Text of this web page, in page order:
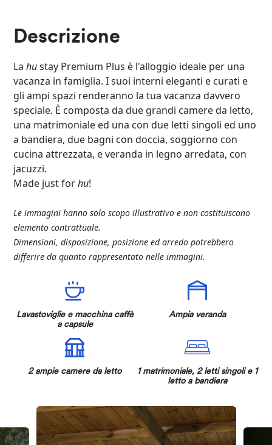
Descrizione
La hustay Premium Plus è l'alloggio ideale per una
vacanza in famiglia. I suoi interni eleganti e curati e
gli ampi spazi renderanno la tua vacanza davvero
speciale. È composta da due grandi camere da letto,
una matrimoniale ed una con due letti singoli ed uno
a bandiera, due bagni con doccia, soggiorno con
cucina attrezzata, e veranda in legno arredata, con
jacuzzi.
Made just forhu!
Le immagini hanno solo scopo illustrativo e non costituiscono
elemento contrattuale.
Dimensioni, disposizione, posizione ed arredo potrebbero
differire da quanto rappresentato nelle immagini.
Lavastoviglie e macchina caffè
a capsule
Ampia veranda
2 ampie camere da letto
1 matrimoniale, 2 letti singoli e 1
letto a bandiera